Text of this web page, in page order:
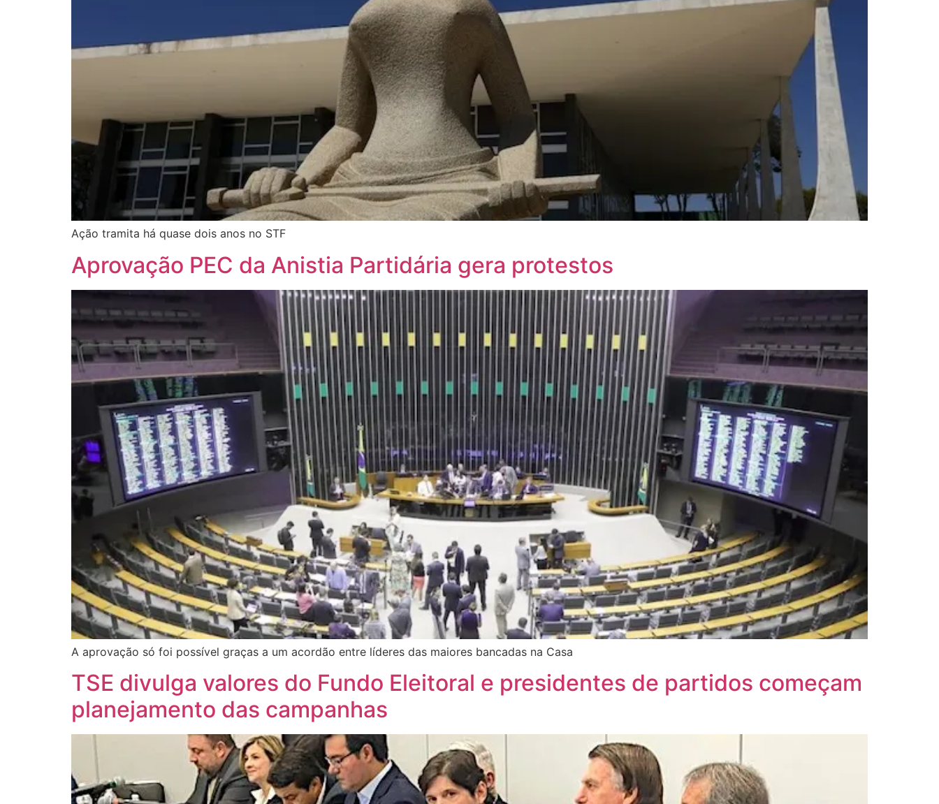
Ação tramita há quase dois anos no STF
Aprovação PEC da Anistia Partidária gera protestos
A aprovação só foi possível graças a um acordão entre líderes das maiores bancadas na Casa
TSE divulga valores do Fundo Eleitoral e presidentes de partidos começam
planejamento das campanhas